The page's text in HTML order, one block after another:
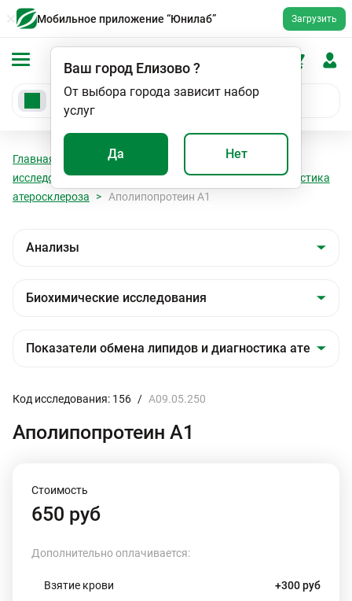
Мобильное приложение “Юнилаб” Загрузить
Ваш город Елизово?
От выбора города зависит набор
услуг
Да Нет
Главная Анализы
Биохимические
исследования
Показатели обмена липидов и диагностика
атеросклероза
Аполипопротеин А1
Код исследования: 156 / A09.05.250
Аполипопротеин А1
Стоимость
650 руб
Дополнительно оплачивается:
Взятие крови +300 руб